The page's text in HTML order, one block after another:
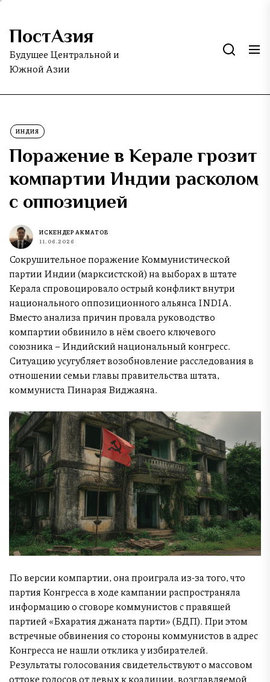
Skip
the
content
ПостАзия
Будущее Центральной и
Южной Азии
ИНДИЯ
Поражение в Керале грозит
компартии Индии расколом
с оппозицией
ИСКЕНДЕР АКМАТОВ
11.06.2026
Сокрушительное поражение Коммунистической
партии Индии (марксистской) на выборах в штате
Керала спровоцировало острый конфликт внутри
национального оппозиционного альянса INDIA.
Вместо анализа причин провала руководство
компартии обвинило в нём своего ключевого
союзника – Индийский национальный конгресс.
Ситуацию усугубляет возобновление расследования в
отношении семьи главы правительства штата,
коммуниста Пинарая Виджаяна.
По версии компартии, она проиграла из-за того, что
партия Конгресса в ходе кампании распространяла
информацию о сговоре коммунистов с правящей
партией «Бхаратия джаната парти» (БДП). При этом
встречные обвинения со стороны коммунистов в адрес
Конгресса не нашли отклика у избирателей.
Результаты голосования свидетельствуют о массовом
оттоке голосов от левых к коалиции, возглавляемой